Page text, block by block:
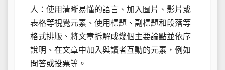
人：使用清晰易懂的語言、加入圖片、影片或
表格等視覺元素、使用標題、副標題和段落等
格式排版、將文章拆解成幾個主要論點並依序
說明、在文章中加入與讀者互動的元素，例如
問答或投票等。